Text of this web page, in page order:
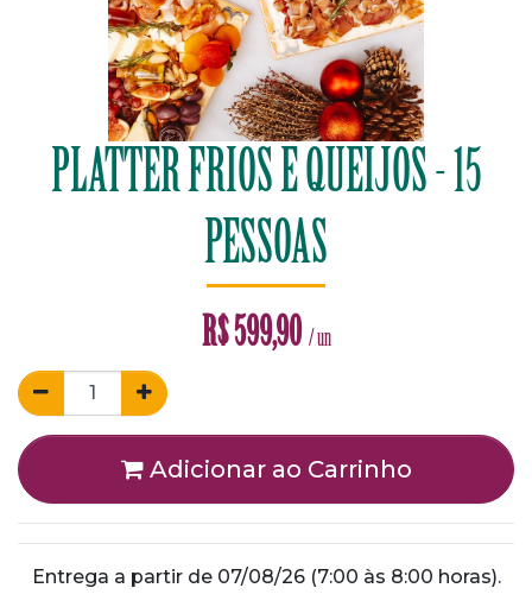
PLATTER FRIOS E QUEIJOS - 15
PESSOAS
R$599,90 / un
Adicionar ao Carrinho
Entrega a partir de 07/08/26 (7:00 às 8:00 horas).